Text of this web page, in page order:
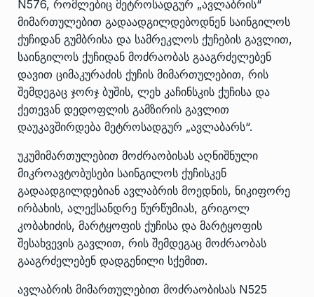
N576, რომლებიც მეტროსადგურ „ავლაბრის“
მიმართულებით გადაადგილდებოდნენ საინგილოს
ქუჩიდან გუმბრისა და სამრეკლოს ქუჩების გავლით,
საინგილოს ქუჩიდან მოძრაობას გააგრძელებენ
დავით ციმაკურაძის ქუჩის მიმართულებით, რის
შემდეგაც ჯორჯ ბუშის, ლეხ კაჩინსკის ქუჩისა და
ქეთევან დედოფლის გამზირის გავლით
დაუკავშირდება მეტროსადგურ „ავლაბარს“.
უკუმიმართულებით მოძრაობისას აღნიშნული
მიკროავტობუსები საინგილოს ქუჩისკენ
გადაადგილდებიან ავლაბრის მოედნის, ნიკიფორე
ირბახის, ალექსანდრე წურწუმიას, გრიგოლ
კობახიძის, მარტყოფის ქუჩისა და მარტყოფის
შესახვევის გავლით, რის შემდეგაც მოძრაობას
გააგრძელებენ დადგენილი სქემით.
ავლაბრის მიმართულებით მოძრაობისას N525